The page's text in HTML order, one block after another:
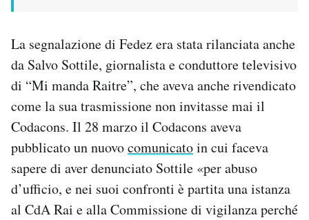
La segnalazione di Fedez era stata rilanciata anche
da Salvo Sottile, giornalista e conduttore televisivo
di “Mi manda Raitre”, che aveva anche rivendicato
come la sua trasmissione non invitasse mai il
Codacons. Il 28 marzo il Codacons aveva
pubblicato un nuovocomunicatoin cui faceva
sapere di aver denunciato Sottile «per abuso
d’ufficio, e nei suoi confronti è partita una istanza
al CdA Rai e alla Commissione di vigilanza perché